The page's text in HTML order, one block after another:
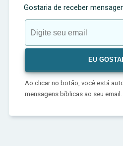
Gostaria de receber
Ao clicar no botão, você está
mensagens bíblicas ao seu email.